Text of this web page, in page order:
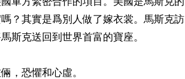
？其實是爲別人做了嫁衣裳。馬斯克訪
斯克送回到世界首富的寶座。
，恐懼和心虛。